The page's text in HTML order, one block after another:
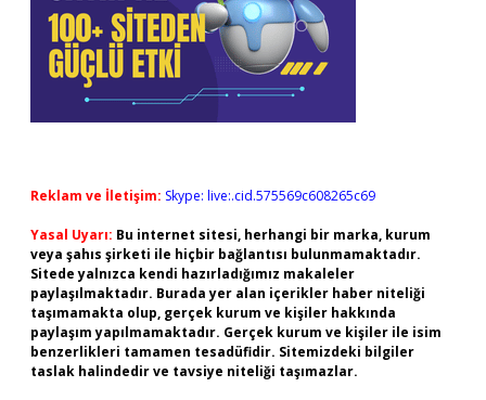
Reklam ve İletişim: Skype: live:.cid.575569c608265c69
Yasal Uyarı: Bu internet sitesi, herhangi bir marka, kurum
veya şahıs şirketi ile hiçbir bağlantısı bulunmamaktadır.
Sitede yalnızca kendi hazırladığımız makaleler
paylaşılmaktadır. Burada yer alan içerikler haber niteliği
taşımamakta olup, gerçek kurum ve kişiler hakkında
paylaşım yapılmamaktadır. Gerçek kurum ve kişiler ile isim
benzerlikleri tamamen tesadüfidir. Sitemizdeki bilgiler
taslak halindedir ve tavsiye niteliği taşımazlar.